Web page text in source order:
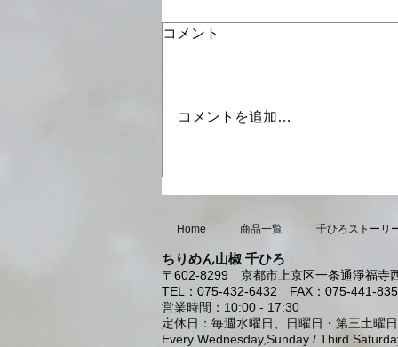
コメント
コメントを追加…
Home 商品一覧 千ひろストーリ
ちりめん山椒 千ひろ
〒602-8299 京都市上京区一条通淨福寺
TEL：075-432-6432 FAX：075-441-
営業時間：10:00 - 17:30
定休日：毎週水曜日、日曜日・第三土曜日
Every Wednesday,Sunday / Third